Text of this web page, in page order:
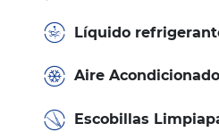
Líquido
Aire Acondicionado
Escobillas